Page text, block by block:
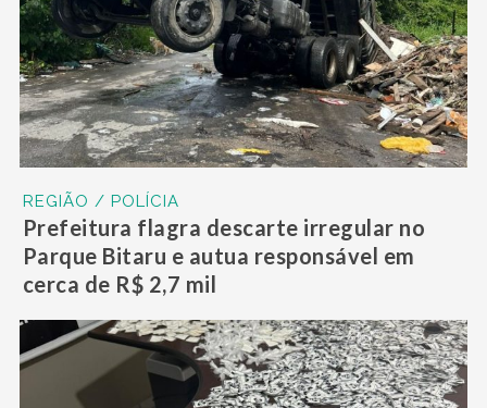
REGIÃO / POLÍCIA
Prefeitura flagra descarte irregular no
Parque Bitaru e autua responsável em
cerca de R$ 2,7 mil